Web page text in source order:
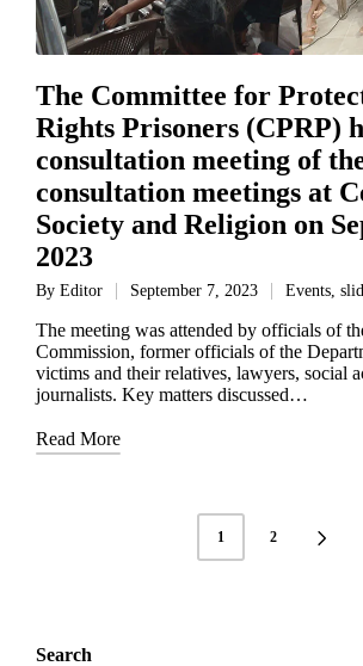
The Committee for
Rights Prisoners (CPRP)
consultation meeting of
consultation meetings at
Society and Religion on
2023
By Editor September 7, 2023 Events,
The meeting was attended by officials of
Commission, former officials of the
victims and their relatives, lawyers, social
journalists. Key matters discussed…
Read More
1 2
Search